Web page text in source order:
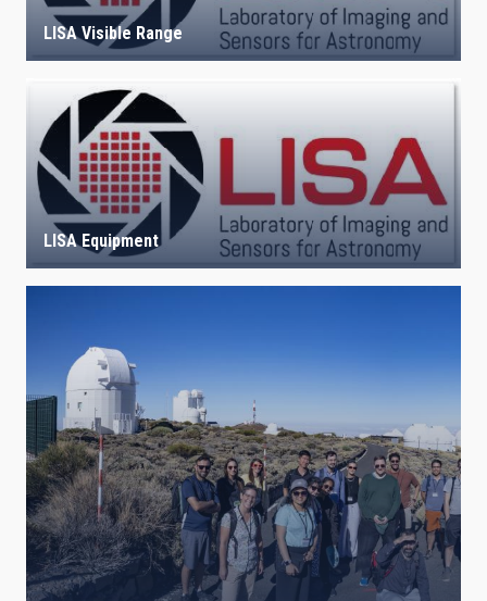
LISA Visible Range
LISA Equipment